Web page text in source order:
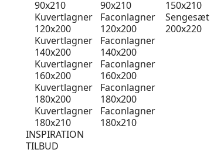
90x210
Kuvertlagner
120x200
Kuvertlagner
140x200
Kuvertlagner
160x200
Kuvertlagner
180x200
Kuvertlagner
180x210
90x210
Faconlagner
120x200
Faconlagner
140x200
Faconlagner
160x200
Faconlagner
180x200
Faconlagner
180x210
150x210
Sengesæt
200x220
INSPIRATION
TILBUD